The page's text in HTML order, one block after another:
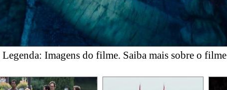
Imagens do filme. Saiba mais sobre o filme